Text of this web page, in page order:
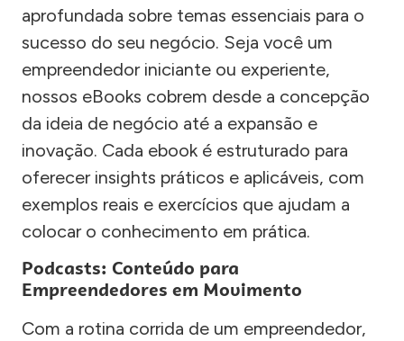
aprofundada sobre temas essenciais para o
sucesso do seu negócio. Seja você um
empreendedor iniciante ou experiente,
nossos eBooks cobrem desde a concepção
da ideia de negócio até a expansão e
inovação. Cada ebook é estruturado para
oferecer insights práticos e aplicáveis, com
exemplos reais e exercícios que ajudam a
colocar o conhecimento em prática.
Podcasts: Conteúdo para
Empreendedores em Movimento
Com a rotina corrida de um empreendedor,